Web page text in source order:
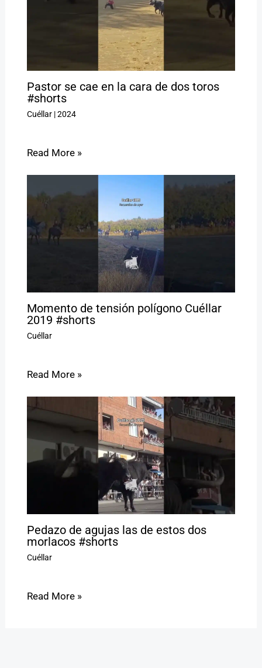
Pastor se cae en la cara de dos toros
#shorts
Cuéllar|2024
Read More »
Momento de tensión polígono Cuéllar
2019 #shorts
Cuéllar
Read More »
Pedazo de agujas las de estos dos
morlacos #shorts
Cuéllar
Read More »